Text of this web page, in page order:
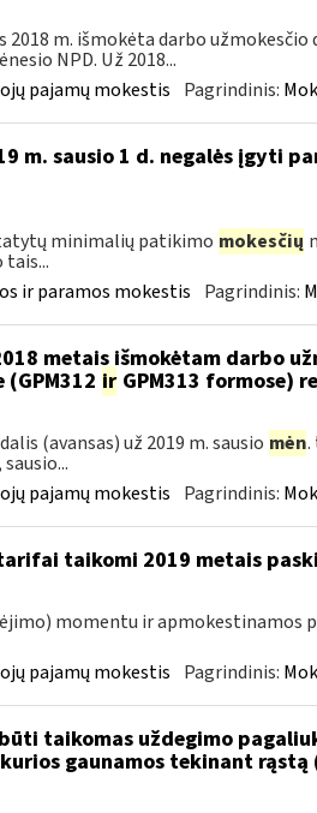
2018 m. išmokėta darbo
NPD. Už 2018...
pajamų mokestis Pagrindinis:
m. sausio 1 d. negalės įgyti
minimalių patikimo mokesčių
ir paramos mokestis Pagrindinis:
metais išmokėtam darbo
irGPM313 formose)
(avansas) už 2019 m. sausio mėn.
pajamų mokestis Pagrindinis:
taikomi 2019 metais
momentu ir apmokestinamos
pajamų mokestis Pagrindinis:
taikomas uždegimo
gaunamos tekinant